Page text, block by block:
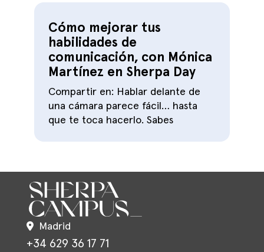
Cómo mejorar tus
habilidades de
comunicación, con Mónica
Martínez en Sherpa Day
Compartir en: Hablar delante de
una cámara parece fácil… hasta
que te toca hacerlo. Sabes
Madrid
+34 629 36 17 71